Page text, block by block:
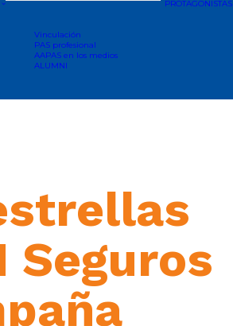
Vinculación
PAS profesional
AAPAS en los medios
ALUMNI
PROTAGONISTAS